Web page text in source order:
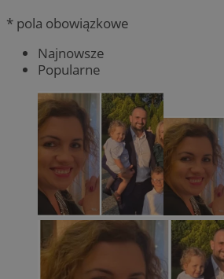
* pola obowiązkowe
Najnowsze
Popularne